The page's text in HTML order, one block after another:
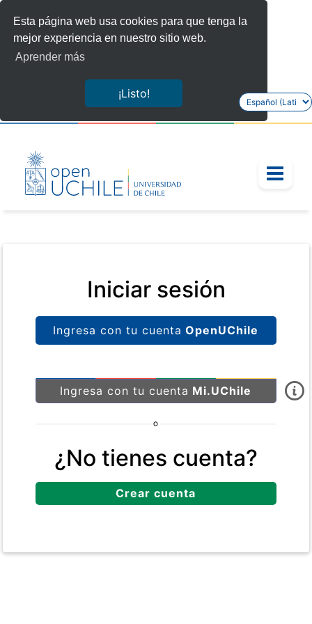
Esta página web usa cookies para que tenga la
mejor experiencia en nuestro sitio web.
Aprender más
¡Listo!
Seleccionar
idioma
Iniciar sesión
Ingresa con tu cuenta OpenUChile
Ingresa con tu cuenta Mi.UChile
O
¿No tienes cuenta?
Crear cuenta